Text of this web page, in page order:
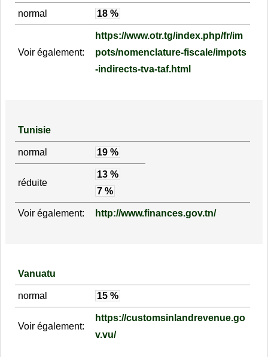
normal 18 %
Voir également:
https://www.otr.tg/index.php/fr/im
pots/nomenclature-fiscale/impots
-indirects-tva-taf.html
Tunisie
normal 19 %
réduite
13 %
7 %
Voir également: http://www.finances.gov.tn/
Vanuatu
normal 15 %
Voir également:
https://customsinlandrevenue.go
v.vu/